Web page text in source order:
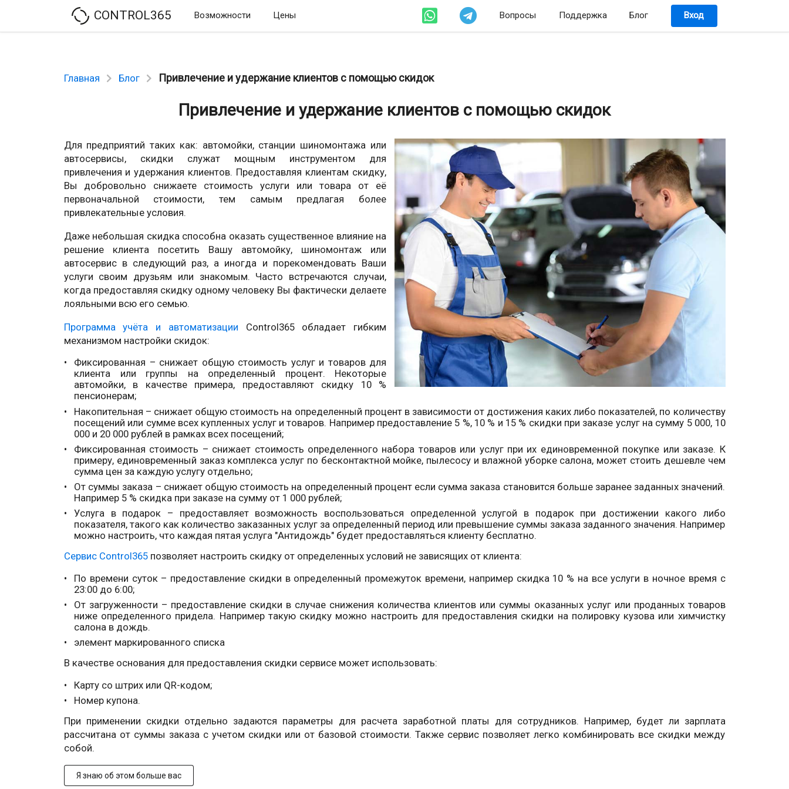
CONTROL365 Возможности Цены Вопросы Поддержка Блог Вход
Главная Блог Привлечение и удержание клиентов с помощью скидок
Привлечение и удержание клиентов с помощью скидок
Для предприятий таких как: автомойки, станции шиномонтажа или
автосервисы, скидки служат мощным инструментом для
привлечения и удержания клиентов. Предоставляя клиентам скидку,
Вы добровольно снижаете стоимость услуги или товара от её
первоначальной стоимости, тем самым предлагая более
привлекательные условия.
Даже небольшая скидка способна оказать существенное влияние на
решение клиента посетить Вашу автомойку, шиномонтаж или
автосервис в следующий раз, а иногда и порекомендовать Ваши
услуги своим друзьям или знакомым. Часто встречаются случаи,
когда предоставляя скидку одному человеку Вы фактически делаете
лояльными всю его семью.
Программа учёта и автоматизации Control365 обладает гибким
механизмом настройки скидок:
Фиксированная – снижает общую стоимость услуг и товаров для
клиента или группы на определенный процент. Некоторые
автомойки, в качестве примера, предоставляют скидку 10 %
пенсионерам;
Накопительная – снижает общую стоимость на определенный процент в зависимости от достижения каких либо показателей, по количеству
посещений или сумме всех купленных услуг и товаров. Например предоставление 5 %, 10 % и 15 % скидки при заказе услуг на сумму 5 000, 10
000 и 20 000 рублей в рамках всех посещений;
Фиксированная стоимость – снижает стоимость определенного набора товаров или услуг при их единовременной покупке или заказе. К
примеру, единовременный заказ комплекса услуг по бесконтактной мойке, пылесосу и влажной уборке салона, может стоить дешевле чем
сумма цен за каждую услугу отдельно;
От суммы заказа – снижает общую стоимость на определенный процент если сумма заказа становится больше заранее заданных значений.
Например 5 % скидка при заказе на сумму от 1 000 рублей;
Услуга в подарок – предоставляет возможность воспользоваться определенной услугой в подарок при достижении какого либо
показателя, такого как количество заказанных услуг за определенный период или превышение суммы заказа заданного значения. Например
можно настроить, что каждая пятая услуга "Антидождь" будет предоставляться клиенту бесплатно.
Сервис Control365позволяет настроить скидку от определенных условий не зависящих от клиента:
По времени суток – предоставление скидки в определенный промежуток времени, например скидка 10 % на все услуги в ночное время с
23:00 до 6:00;
От загруженности – предоставление скидки в случае снижения количества клиентов или суммы оказанных услуг или проданных товаров
ниже определенного придела. Например такую скидку можно настроить для предоставления скидки на полировку кузова или химчистку
салона в дождь.
элемент маркированного списка
В качестве основания для предоставления скидки сервисе может использовать:
Карту со штрих или QR-кодом;
Номер купона.
При применении скидки отдельно задаются параметры для расчета заработной платы для сотрудников. Например, будет ли зарплата
рассчитана от суммы заказа с учетом скидки или от базовой стоимости. Также сервис позволяет легко комбинировать все скидки между
собой.
Я знаю об этом больше вас